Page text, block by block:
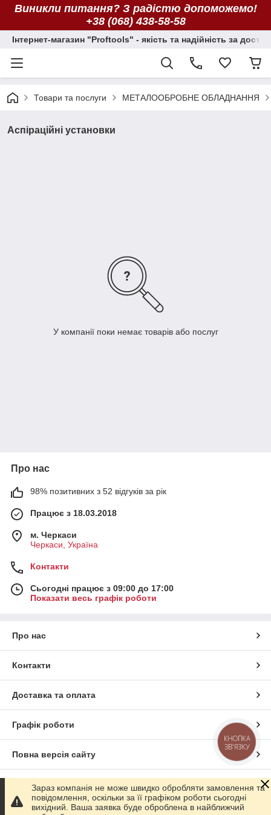
Виникли питання? З радістю допоможемо!
+38 (068) 438-58-58
Інтернет-магазин "Proftools" - якість та надійність за
Товари та послуги МЕТАЛООБРОБНЕ ОБЛАДНАННЯ
Аспіраційні установки
У компанії поки немає товарів або послуг
Про нас
98% позитивних з 52 відгуків за рік
Працює з 18.03.2018
м. Черкаси
Черкаси, Україна
Контакти
Сьогодні працює з 09:00 до 17:00
Показати весь графік роботи
Про нас
Контакти
Доставка та оплата
Графік роботи
Повна версія сайту
Сайт створено на маркетплейсіProm.ua
Зараз компанія не може швидко обробляти замовлення та
повідомлення, оскільки за її графіком роботи сьогодні
вихідний. Ваша заявка буде оброблена в найближчий
КНОПКА
ЗВ'ЯЗКУ